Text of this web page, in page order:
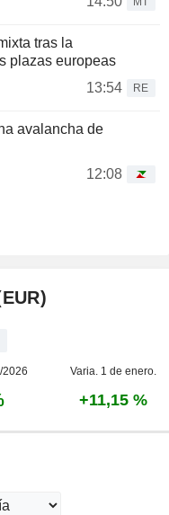
tras la
plazas europeas
13:54
RE
avalancha de
12:08
2026 Varia. 1 de enero.
+11,15 %